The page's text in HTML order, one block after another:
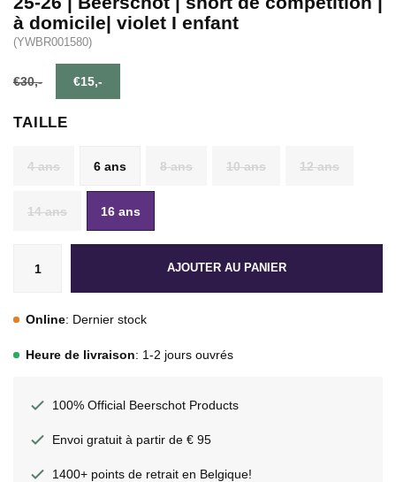
à domicile| violet I enfant
(YWBR001580)
€30,- €15,-
TAILLE
4 ans 6 ans 8 ans 10 ans 12 ans
14 ans 16 ans
AJOUTER AU PANIER
Online: Dernier stock
Heure de livraison: 1-2 jours ouvrés
100% Official Beerschot Products
Envoi gratuit à partir de € 95
1400+ points de retrait en Belgique!